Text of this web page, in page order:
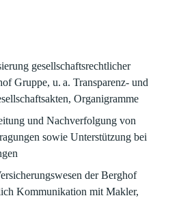
gesellschaftsrechtlicher
Gruppe, u. a. Transparenz‑ und
Organigramme
und Nachverfolgung von
sowie Unterstützung bei
der Berghof
Kommunikation mit Makler,